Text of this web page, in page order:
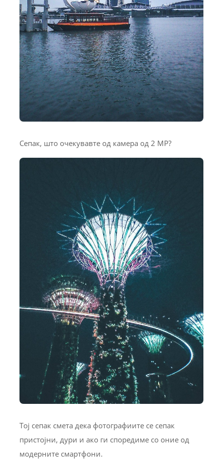
Сепак, што очекувавте од камера од 2 MP?
Тој сепак смета дека фотографиите се сепак
пристојни, дури и ако ги споредиме со оние од
модерните смартфони.